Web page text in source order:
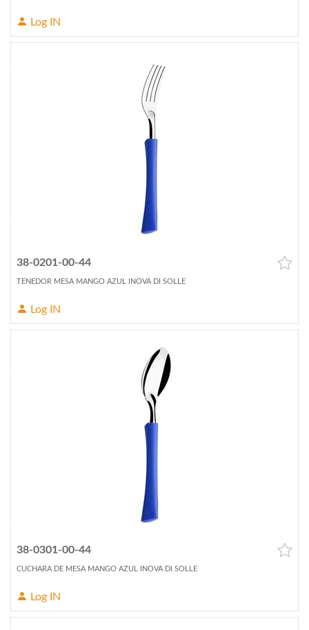
Log IN
38-0201-00-44
TENEDOR MESA MANGO AZUL INOVA DI SOLLE
Log IN
38-0301-00-44
CUCHARA DE MESA MANGO AZUL INOVA DI SOLLE
Log IN